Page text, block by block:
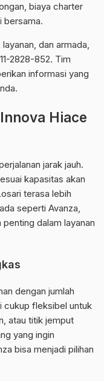
biaya charter
bersama.
dan armada,
2828-852. Tim
informasi yang
Hiace
jarak jauh.
kapasitas akan
terasa lebih
seperti Avanza,
dalam layanan
dengan jumlah
cukup fleksibel untuk
atau titik jemput
yang ingin
bisa menjadi pilihan